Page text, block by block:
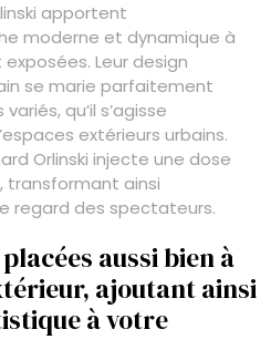
apportent
moderne et dynamique à
Leur design
se marie parfaitement
qu’il s’agisse
extérieurs urbains.
Orlinski injecte une dose
transformant ainsi
regard des spectateurs.
aussi bien à
ajoutant ainsi
à votre